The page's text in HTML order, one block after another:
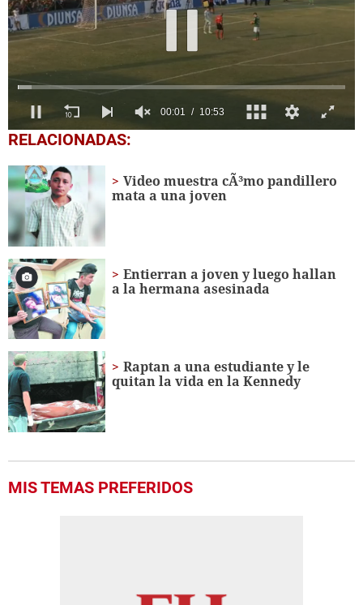
0
seconds
10
minutes,
53
seconds
RELACIONADAS:
Video muestra cÃ³mo pandillero
mata a una joven
Entierran a joven y luego hallan
a la hermana asesinada
Raptan a una estudiante y le
quitan la vida en la Kennedy
MIS TEMAS PREFERIDOS